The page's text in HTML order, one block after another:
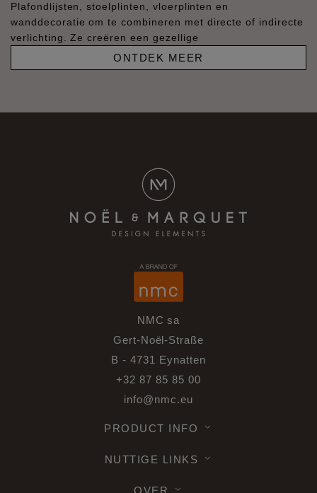
Plafondlijsten, stoelplinten, vloerplinten en
wanddecoratie om te combineren met directe of indirecte
verlichting. Ze creëren een gezellige
ONTDEK MEER
NMC sa
Gert-Noël-Straße
B - 4731 Eynatten
+32 87 85 85 00
info@nmc.eu
PRODUCT INFO
NUTTIGE LINKS